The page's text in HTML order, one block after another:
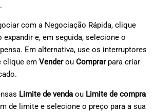
.
com a Negociação Rápida, clique
e, em seguida, selecione o
Em alternativa, use os interruptores
clique em Venderou Comprarpara criar
Limite de venda ou Limite de compra
de limite e selecione o preço para a sua